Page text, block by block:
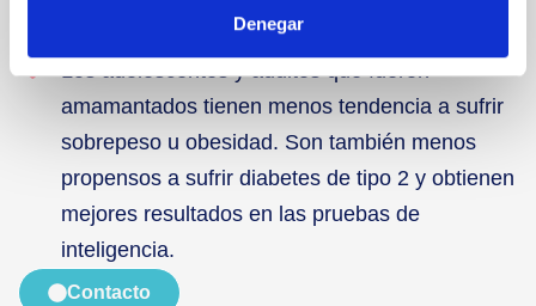
Denegar
depresión postparto.
Los adolescentes y adultos que fueron
amamantados tienen menos tendencia a sufrir
sobrepeso u obesidad. Son también menos
propensos a sufrir diabetes de tipo 2 y obtienen
mejores resultados en las pruebas de
inteligencia.
Contacto